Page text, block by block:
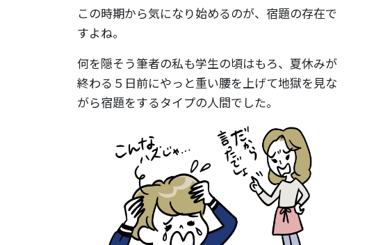
この時期から気になり始めるのが、宿題の存在で
すよね。
何を隠そう筆者の私も学生の頃はもろ、夏休みが
終わる５日前にやっと重い腰を上げて地獄を見な
がら宿題をするタイプの人間でした。